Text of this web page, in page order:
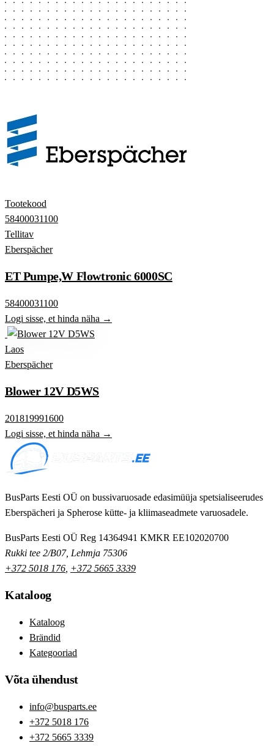
Tootekood
58400031100
Tellitav
Eberspächer
ET Pumpe,W Flowtronic 6000SC
58400031100
Logi sisse, et hinda näha →
Laos
Eberspächer
Blower 12V D5WS
201819991600
Logi sisse, et hinda näha →
BusParts Eesti OÜ on bussivaruosade edasimüüja spetsialiseerudes
Eberspächeri ja Spherose kütte- ja kliimaseadmete varuosadele.
BusParts Eesti OÜ Reg 14364941 KMKR EE102020700
Rukki tee 2/B07, Lehmja 75306
+372 5018 176 +372 5665 3339
Kataloog
Kataloog
Brändid
Kategooriad
Võta ühendust
info@busparts.ee
+372 5018 176
+372 5665 3339